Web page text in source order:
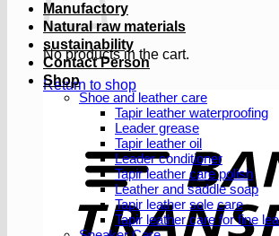
No products in the cart.
Return to shop
Manufactory
Natural raw materials
sustainability
Contact Person
Shop
Shoe and leather care
Tapir leather waterproofing
Leader grease
Tapir leather oil
Leader conditioner
Tapir leather care polish
Leather and saddle soap
Tapir leather sole care
Tapir leather care for fine